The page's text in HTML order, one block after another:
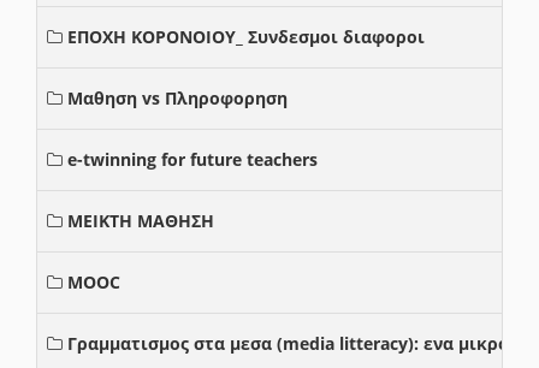
ΕΠΟΧΗ ΚΟΡΟΝΟΙΟΥ_ Συνδεσμοι διαφοροι
Μαθηση vs Πληροφορηση
e-twinning for future teachers
ΜΕΙΚΤΗ ΜΑΘΗΣΗ
MOOC
Γραμματισμος στα μεσα (media litteracy): ενα μικρο